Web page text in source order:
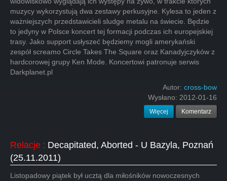
muzycy wykorzystują dwa zestawy perkusyjne. Kylesa to jeden z
ważniejszych przedstawicieli sludge metalu na świecie. Będzie
to jedyny w Polsce koncert tej formacji podczas ich europejskiej
trasy. Jako support usłyszeć będziemy mogli amerykański
zespół screamo Circle Takes The Square oraz Kanadyjczyków z
hardcorowej grupy Ken Mode. Koncertowi patronuje serwis
Darkplanet.pl
Autor: cross-bow
Wysłano: 2012-01-16
Więcej Komentarz
Relacje : Decapitated, Aborted - U Bazyla, Poznań
(25.11.2011)
Listopadowy piątek był ucztą dla miłośników nowoczesnych